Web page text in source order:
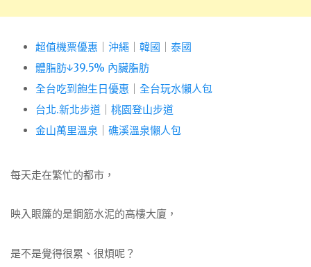
超值機票優惠 沖繩 韓國
泰國
體脂肪↓39.5% 內臟脂肪
全台吃到飽生日優惠
全台玩水懶人包
台北.新北步道
桃園登山步道
金山萬里溫泉
礁溪溫泉懶人包
每天走在繁忙的都市，
映入眼簾的是鋼筋水泥的高樓大廈，
是不是覺得很累、很煩呢？